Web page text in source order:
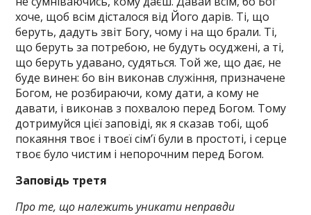
хоче, щоб всім дісталося від Його дарів. Ті, що
беруть, дадуть звіт Богу, чому і на що брали. Ті,
що беруть за потребою, не будуть осуджені, а ті,
що беруть удавано, судяться. Той же, що дає, не
буде винен: бо він виконав служіння, призначене
Богом, не розбираючи, кому дати, а кому не
давати, і виконав з похвалою перед Богом. Тому
дотримуйся цієї заповіді, як я сказав тобі, щоб
покаяння твоє і твоєї сім’ї були в простоті, і серце
твоє було чистим і непорочним перед Богом.
Заповідь третя
Про те, що належить уникати неправди